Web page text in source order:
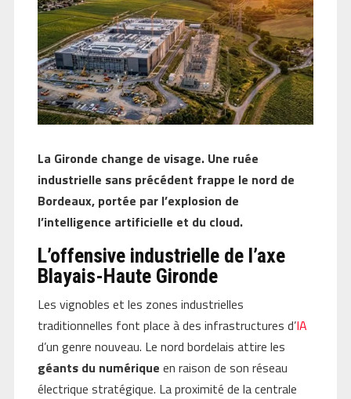
La Gironde change de visage. Une ruée
industrielle sans précédent frappe le nord de
Bordeaux, portée par l’explosion de
l’intelligence artificielle et du cloud.
L’offensive industrielle de l’axe
Blayais-Haute Gironde
Les vignobles et les zones industrielles
traditionnelles font place à des infrastructures d’IA
d’un genre nouveau. Le nord bordelais attire les
géants du numérique en raison de son réseau
électrique stratégique. La proximité de la centrale